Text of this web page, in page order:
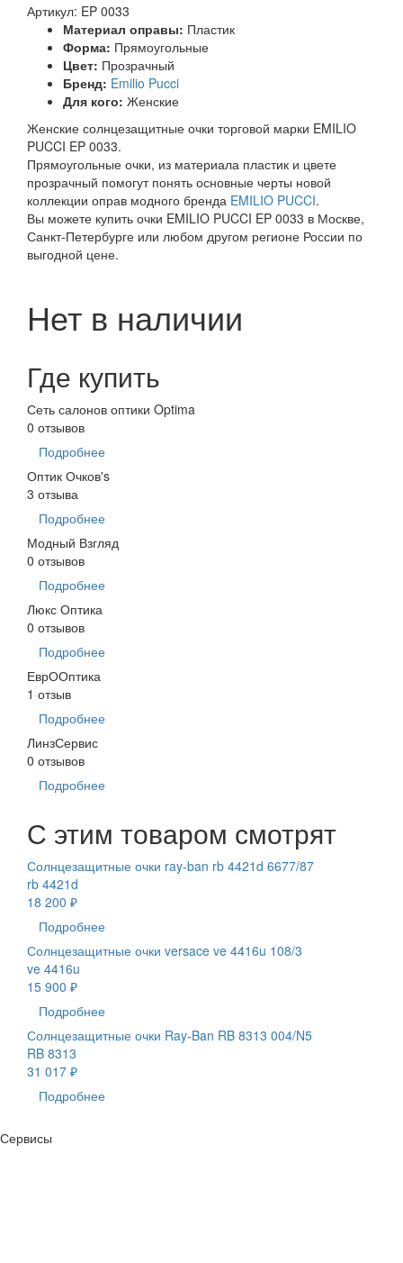
Артикул: EP 0033
Материал оправы: Пластик
Форма: Прямоугольные
Цвет: Прозрачный
Бренд: Emilio Pucci
Для кого: Женские
Женские солнцезащитные очки торговой марки EMILIO
PUCCI EP 0033.
Прямоугольные очки, из материала пластик и цвете
прозрачный помогут понять основные черты новой
коллекции оправ модного бренда EMILIO PUCCI.
Вы можете купить очки EMILIO PUCCI EP 0033 в Москве,
Санкт-Петербурге или любом другом регионе России по
выгодной цене.
Нет в наличии
Где купить
Сеть салонов оптики Optima
0 отзывов
Подробнее
Оптик Очков's
3 отзыва
Подробнее
Модный Взгляд
0 отзывов
Подробнее
Люкс Оптика
0 отзывов
Подробнее
ЕврООптика
1 отзыв
Подробнее
ЛинзСервис
0 отзывов
Подробнее
С этим товаром смотрят
Солнцезащитные очки ray-ban rb 4421d 6677/87
rb 4421d
18 200 ₽
Подробнее
Солнцезащитные очки versace ve 4416u 108/3
ve 4416u
15 900 ₽
Подробнее
Солнцезащитные очки Ray-Ban RB 8313 004/N5
RB 8313
31 017 ₽
Подробнее
Сервисы